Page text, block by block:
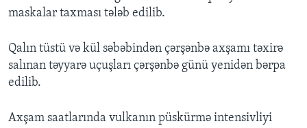
maskalar taxması tələb edilib.
Qalın tüstü və kül səbəbindən çərşənbə axşamı təxirə
salınan təyyarə uçuşları çərşənbə günü yenidən bərpa
edilib.
Axşam saatlarında vulkanın püskürmə intensivliyi